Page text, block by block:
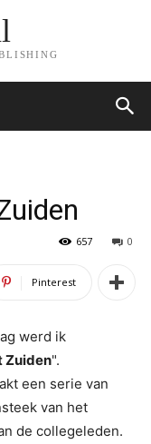
0
657
Pinterest
werd ik
Zuiden".
een serie van
van het
de collegeleden.